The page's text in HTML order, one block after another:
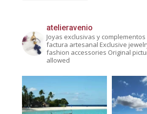
atelieravenio
Joyas exclusivas y
factura artesanal Exclusive
fashion accessories Original
allowed